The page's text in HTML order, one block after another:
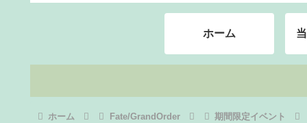
ホーム
ホーム Fate/GrandOrder 期間限定イベント